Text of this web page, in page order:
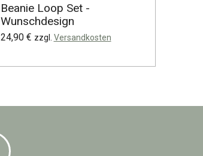
Beanie Loop Set -
Wunschdesign
24,90 € zzgl. Versandkosten